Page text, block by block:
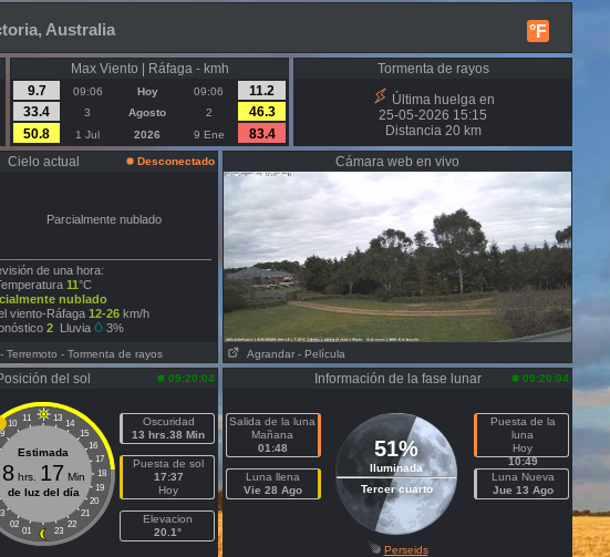
°F
Australia
Max Viento | Ráfaga - kmh
9.7
09:06 Hoy 09:06
11.2
33.4
3 Agosto 2
46.3
50.8
1 Jul 2026 9 Ene 83.4
Tormenta de rayos
Última huelga en
25-05-2026 15:15
Distancia 20 km
Cielo actual Desconectado
Parcialmente nublado
de una hora:
11°C
nublado
viento-Ráfaga 12-26 km/h
2 Lluvia 3%
- Terremoto - Tormenta de rayos
Cámara web en vivo
Agrandar - Película
del sol 09:20:04
11 13
10
14
15
16
17
18
19
20
21
02
22
01 23
Estimada
8hrs. 17 Min
de luz del día
Oscuridad
13 hrs.38 Min
Puesta de sol
17:37
Hoy
Elevacion
20.1°
Información de la fase lunar 09:20:04
Salida de la luna
Mañana
01:48
Luna llena
Vie 28 Ago
51%
Iluminada
Tercer cuarto
Puesta de la
luna
Hoy
10:49
Luna Nueva
Jue 13 Ago
Perseids